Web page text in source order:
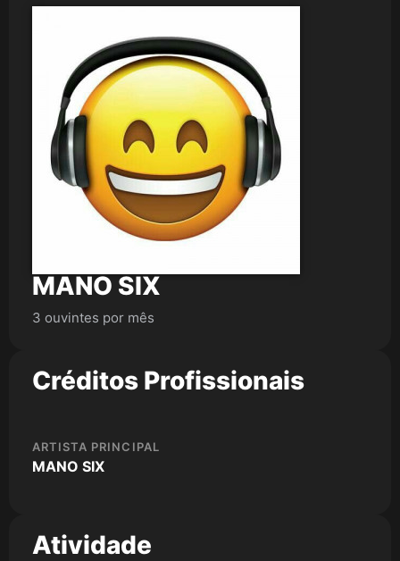
MANO SIX
3 ouvintes por mês
Créditos Profissionais
ARTISTA PRINCIPAL
MANO SIX
Atividade